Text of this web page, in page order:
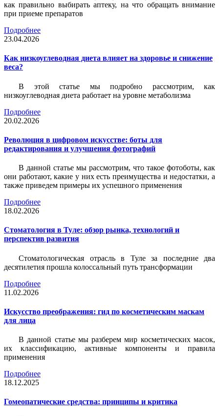
как правильно выбирать аптеку, на что обращать внимание
при приеме препаратов
Подробнее
23.04.2026
Как низкоуглеводная диета влияет на здоровье и снижение
веса?
В этой статье мы подробно рассмотрим, как
низкоуглеводная диета работает на уровне метаболизма
Подробнее
20.02.2026
Революция в цифровом искусстве: боты для
редактирования и улучшения фотографий
В данной статье мы рассмотрим, что такое фотоботы, как
они работают, какие у них есть преимущества и недостатки, а
также приведем примеры их успешного применения
Подробнее
18.02.2026
Стоматология в Туле: обзор рынка, технологий и
перспектив развития
Стоматологическая отрасль в Туле за последние два
десятилетия прошла колоссальный путь трансформации
Подробнее
11.02.2026
Искусство преображения: гид по косметическим маскам
для лица
В данной статье мы разберем мир косметических масок,
их классификацию, активные компоненты и правила
применения
Подробнее
18.12.2025
Гомеопатические средства: принципы и критика